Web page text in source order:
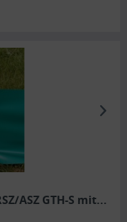
ASZ GTH-S mit...